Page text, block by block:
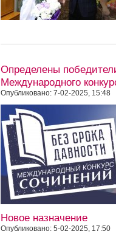
Определены
Международного
Опубликовано: 7-02-2025, 15:48
Новое назначение
Опубликовано: 5-02-2025, 17:50